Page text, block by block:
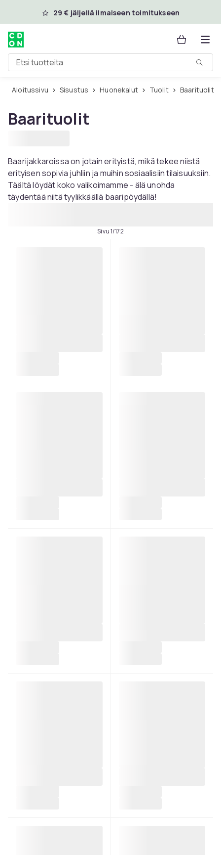
Ohita ja siirry pääsisältöön
29 € jäljellä ilmaiseen toimitukseen
Etsi tuotteita
Aloitussivu Sisustus Huonekalut Tuolit Baarituolit
Baarituolit
Baarijakkaroissa on jotain erityistä, mikä tekee niistä
erityisen sopivia juhliin ja muihin sosiaalisiin tilaisuuksiin.
Täältä löydät koko valikoimamme - älä unohda
täydentää niitä tyylikkäällä baaripöydällä!
Sivu 1/172